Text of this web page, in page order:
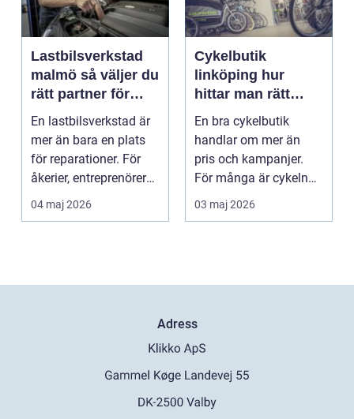
Lastbilsverkstad
malmö så väljer du
rätt partner för
tunga fordon
En lastbilsverkstad är
mer än bara en plats
för reparationer. För
åkerier, entreprenörer
och företag...
04 maj 2026
Cykelbutik
linköping hur
hittar man rätt
cykel och rätt
service?
En bra cykelbutik
handlar om mer än
pris och kampanjer.
För många är cykeln
ett vardagsfordon, ett
03 maj 2026
Adress